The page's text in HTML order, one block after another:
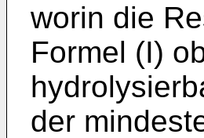
worin die
Formel (I)
der